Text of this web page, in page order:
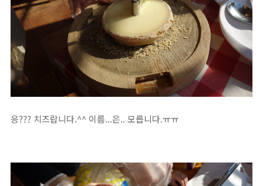
응??? 치즈랍니다.^^ 이름...은.. 모릅니다.ㅠㅠ